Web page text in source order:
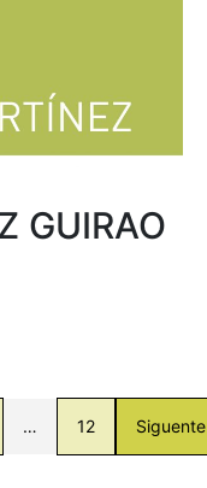
GUIRAO
… 12 Siguente